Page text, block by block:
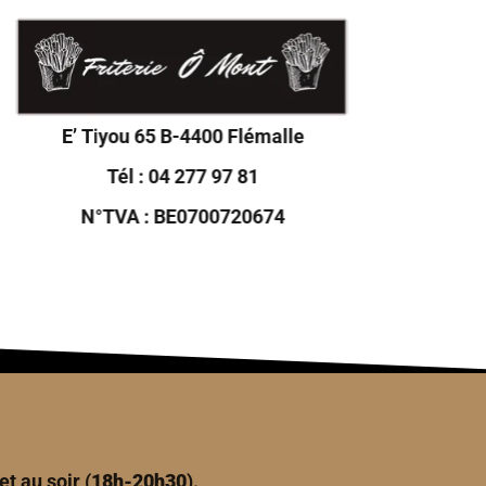
E’ Tiyou 65 B-4400 Flémalle
04 277 97 81
N°TVA : BE0700720674
au soir (18h-20h30).